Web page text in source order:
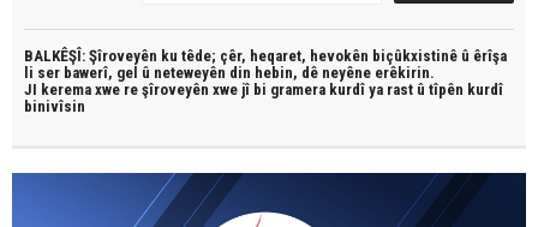
BALKÊŞÎ: Şîroveyên ku têde; çêr, heqaret, hevokên biçûkxistinê û êrîşa
li ser bawerî, gel û neteweyên din hebin, dê neyêne erêkirin.
JI kerema xwe re şîroveyên xwe jî bi gramera kurdî ya rast û tîpên kurdî
binivîsin